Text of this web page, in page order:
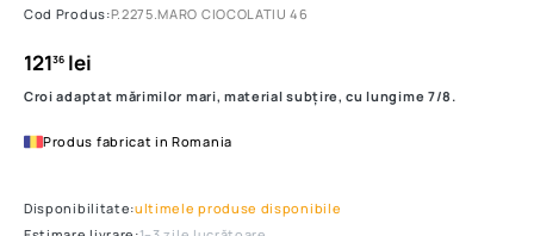
Cod Produs:P.2275.MARO CIOCOLATIU 46
12136lei
Croi adaptat mărimilor mari, material subțire, cu lungime 7/8.
Produs fabricat in Romania
Disponibilitate:ultimele produse disponibile